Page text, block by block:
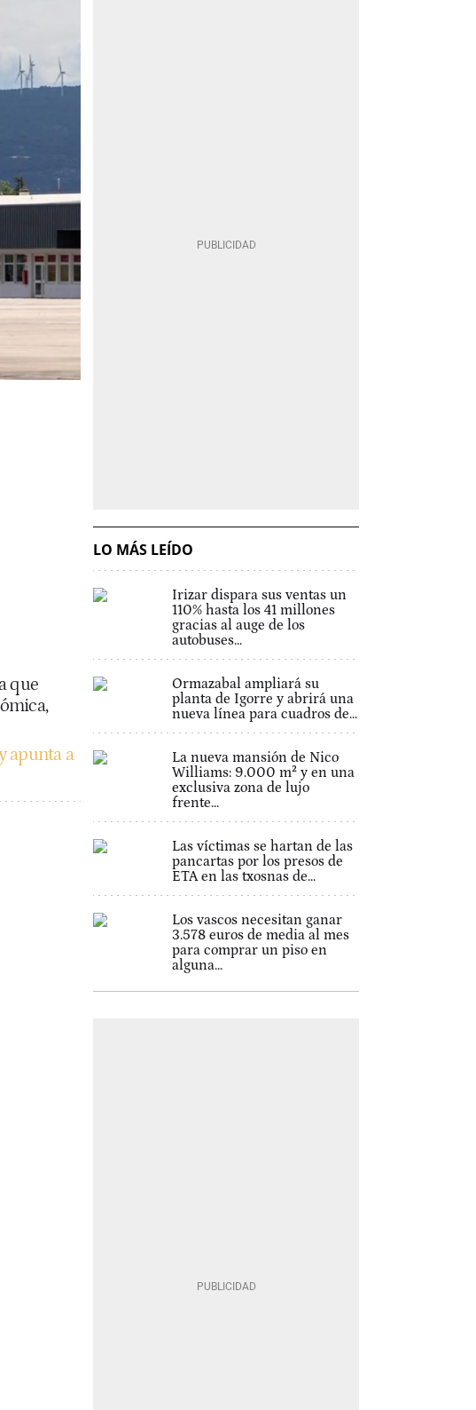
que
apunta a
LO MÁS LEÍDO
Irizar dispara sus ventas un
110% hasta los 41 millones
gracias al auge de los
autobuses...
Ormazabal ampliará su
planta de Igorre y abrirá una
nueva línea para cuadros de...
La nueva mansión de Nico
Williams: 9.000 m² y en una
exclusiva zona de lujo
frente...
Las víctimas se hartan de las
pancartas por los presos de
ETA en las txosnas de...
Los vascos necesitan ganar
3.578 euros de media al mes
para comprar un piso en
alguna...